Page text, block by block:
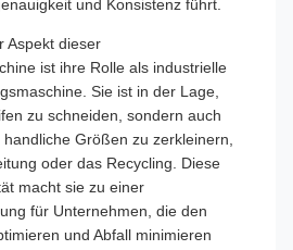
und Konsistenz führt.
Aspekt dieser
ist ihre Rolle als industrielle
Sie ist in der Lage,
zu schneiden, sondern auch
Größen zu zerkleinern,
oder das Recycling. Diese
macht sie zu einer
für Unternehmen, die den
und Abfall minimieren